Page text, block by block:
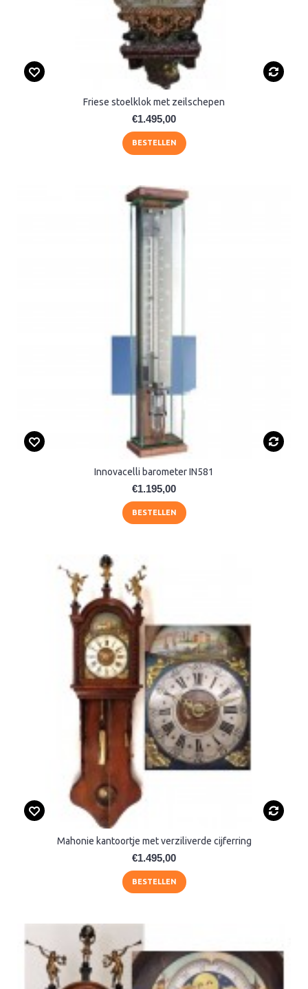
Friese stoelklok met zeilschepen
€1.495,00
BESTELLEN
Innovacelli barometer IN581
€1.195,00
BESTELLEN
Mahonie kantoortje met verziliverde cijferring
€1.495,00
BESTELLEN